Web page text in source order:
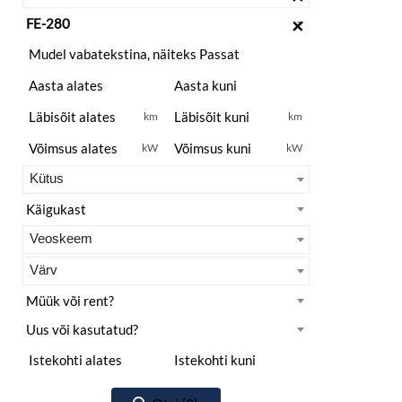
×
km km
kW kW